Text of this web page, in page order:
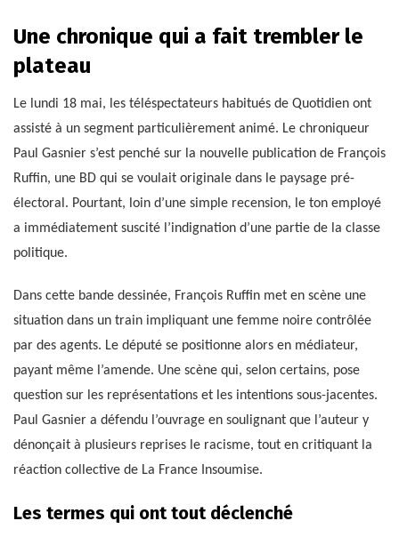
Une chronique qui a fait trembler le
plateau
Le lundi 18 mai, les téléspectateurs habitués de Quotidien ont
assisté à un segment particulièrement animé. Le chroniqueur
Paul Gasnier s’est penché sur la nouvelle publication de François
Ruffin, une BD qui se voulait originale dans le paysage pré-
électoral. Pourtant, loin d’une simple recension, le ton employé
a immédiatement suscité l’indignation d’une partie de la classe
politique.
Dans cette bande dessinée, François Ruffin met en scène une
situation dans un train impliquant une femme noire contrôlée
par des agents. Le député se positionne alors en médiateur,
payant même l’amende. Une scène qui, selon certains, pose
question sur les représentations et les intentions sous-jacentes.
Paul Gasnier a défendu l’ouvrage en soulignant que l’auteur y
dénonçait à plusieurs reprises le racisme, tout en critiquant la
réaction collective de La France Insoumise.
Les termes qui ont tout déclenché